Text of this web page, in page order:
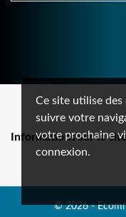
Ce site utilise
suivre votre
votre prochaine
connexion.
Informations sur le
© 2026 -